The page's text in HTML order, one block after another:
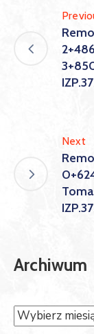
Next
Archiwum